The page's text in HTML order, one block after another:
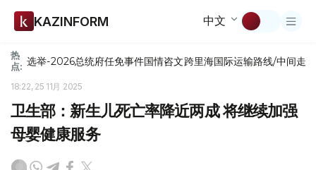
KAZINFORM 中文
热
点: 选举-2026总统府任免事件国情咨文跨里海国际运输路线/中间走廊
18:22, 25 11月 2025
卫生部：新生儿死亡率降近两成 将继续加强
母婴健康服务